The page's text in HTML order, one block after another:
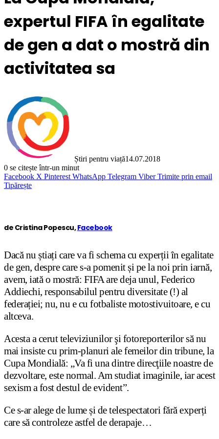
expertul FIFA în egalitate
de gen a dat o mostră din
activitatea sa
Știri pentru viață14.07.2018
0 se citește într-un minut
Facebook X Pinterest WhatsApp Telegram Viber Trimite prin email
Tipărește
de Cristina Popescu,Facebook
Dacă nu știați care va fi schema cu experții în egalitate
de gen, despre care s-a pomenit și pe la noi prin iarnă,
avem, iată o mostră: FIFA are deja unul, Federico
Addiechi, responsabilul pentru diversitate (!) al
federației; nu, nu e cu fotbaliste motostivuitoare, e cu
altceva.
Acesta a cerut televiziunilor şi fotoreporterilor să nu
mai insiste cu prim-planuri ale femeilor din tribune, la
Cupa Mondială: „Va fi una dintre direcţiile noastre de
dezvoltare, este normal. Am studiat imaginile, iar acest
sexism a fost destul de evident”.
Ce s-ar alege de lume și de telespectatori fără experți
care să controleze astfel de derapaje…